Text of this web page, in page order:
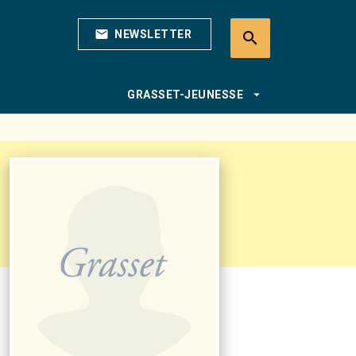
mail NEWSLETTER search
GRASSET-JEUNESSE arrow_drop_down